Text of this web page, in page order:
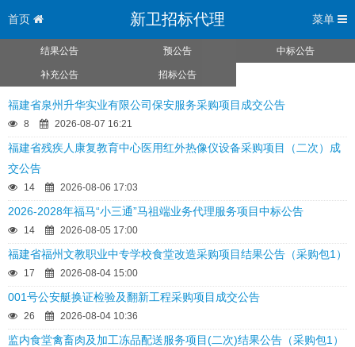
首页 新卫招标代理 菜单
结果公告 预公告 中标公告
补充公告 招标公告
福建省泉州升华实业有限公司保安服务采购项目成交公告
8 2026-08-07 16:21
福建省残疾人康复教育中心医用红外热像仪设备采购项目（二次）成
交公告
14 2026-08-06 17:03
2026-2028年福马“小三通”马祖端业务代理服务项目中标公告
14 2026-08-05 17:00
福建省福州文教职业中专学校食堂改造采购项目结果公告（采购包1）
17 2026-08-04 15:00
001号公安艇换证检验及翻新工程采购项目成交公告
26 2026-08-04 10:36
监内食堂禽畜肉及加工冻品配送服务项目(二次)结果公告（采购包1）